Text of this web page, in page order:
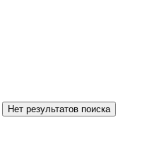
Нет результатов поиска